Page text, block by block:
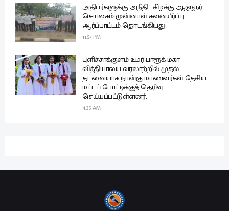
அதிபர்களுக்கு அநீதி : கிழக்கு ஆளுநர்
செயலகம் முன்னாள் கவனயீர்ப்பு
ஆர்ப்பாட்டம் தொடங்கியது!
11:57 PM
புளிச்சாக்குளம் உமர் பாரூக் மகா
வித்தியாலய வரலாற்றில் முதல்
தடவையாக நான்கு மாணவர்கள் தேசிய
மட்டப் போட்டிக்குத் தெரிவு
செய்யப்பட்டுள்ளனர்.
4:35 AM